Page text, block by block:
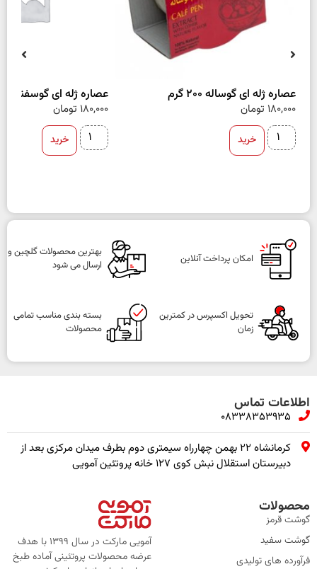
عصاره ژله ای گوساله 200 گرم
180,000 تومان
خرید
عصاره ژله ای گوسفند 200 گرم
180,000 تومان
خرید
امکان پرداخت آنلاین
بهترین محصولات گلچین و
ارسال می شود
تحویل اکسپرس در کمترین
زمان
بسته بندی مناسب تمامی
محصولات
اطلاعات تماس
08338353935
کرمانشاه ۲۲ بهمن چهارراه سیمتری دوم بطرف میدان مرکزی بعد از
دبیرستان استقلال نبش کوی ۱۲۷ خانه پروتئین آمویی
محصولات
گوشت قرمز
گوشت سفید
فرآورده های تولیدی
آمویی مارکت در سال 1399 با هدف
عرضه محصولات پروتئینی آماده طبخ